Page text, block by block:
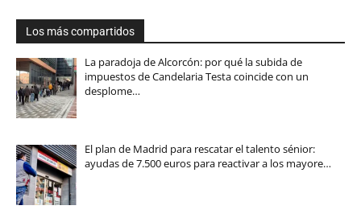
Los más compartidos
La paradoja de Alcorcón: por qué la subida de
impuestos de Candelaria Testa coincide con un
desplome…
El plan de Madrid para rescatar el talento sénior:
ayudas de 7.500 euros para reactivar a los mayore…